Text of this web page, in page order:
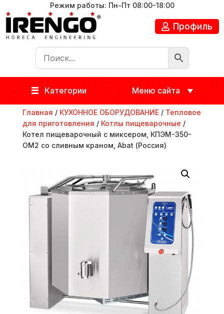
Режим работы: Пн-Пт 08:00-18:00
Профиль
Категории Меню сайта
Главная / КУХОННОЕ ОБОРУДОВАНИЕ/ Тепловое
для приготовления / Котлы пищеварочные /
Котел пищеварочный с миксером, КПЭМ-350-
ОМ2 со сливным краном, Abat (Россия)